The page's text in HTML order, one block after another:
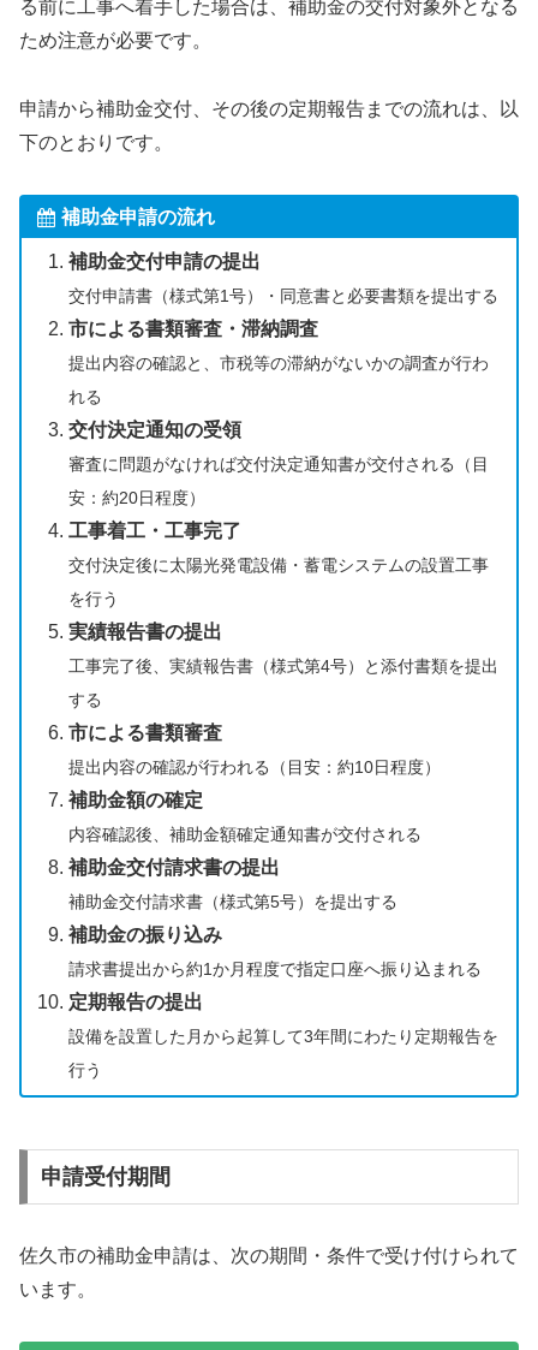
る前に工事へ着手した場合は、補助金の交付対象外となる
ため注意が必要です。
申請から補助金交付、その後の定期報告までの流れは、以
下のとおりです。
補助金申請の流れ
補助金交付申請の提出
交付申請書（様式第1号）・同意書と必要書類を提出する
市による書類審査・滞納調査
提出内容の確認と、市税等の滞納がないかの調査が行わ
れる
交付決定通知の受領
審査に問題がなければ交付決定通知書が交付される（目
安：約20日程度）
工事着工・工事完了
交付決定後に太陽光発電設備・蓄電システムの設置工事
を行う
実績報告書の提出
工事完了後、実績報告書（様式第4号）と添付書類を提出
する
市による書類審査
提出内容の確認が行われる（目安：約10日程度）
補助金額の確定
内容確認後、補助金額確定通知書が交付される
補助金交付請求書の提出
補助金交付請求書（様式第5号）を提出する
補助金の振り込み
請求書提出から約1か月程度で指定口座へ振り込まれる
定期報告の提出
設備を設置した月から起算して3年間にわたり定期報告を
行う
申請受付期間
佐久市の補助金申請は、次の期間・条件で受け付けられて
います。